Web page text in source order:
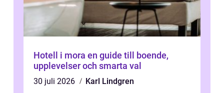
Hotell i mora en guide till boende,
upplevelser och smarta val
30 juli 2026
Karl Lindgren